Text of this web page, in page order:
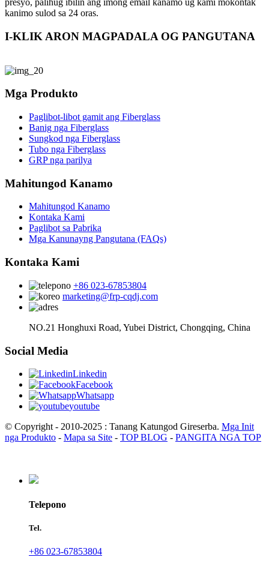
presyo, palihug ibilin ang imong email kanamo ug kami mokontak
kanimo sulod sa 24 oras.
I-KLIK ARON MAGPADALA OG PANGUTANA
Mga Produkto
Paglibot-libot gamit ang Fiberglass
Banig nga Fiberglass
Sungkod nga Fiberglass
Tubo nga Fiberglass
GRP nga parilya
Mahitungod Kanamo
Mahitungod Kanamo
Kontaka Kami
Paglibot sa Pabrika
Mga Kanunayng Pangutana (FAQs)
Kontaka Kami
+86 023-67853804
marketing@frp-cqdj.com
NO.21 Honghuxi Road, Yubei District, Chongqing, China
Social Media
Linkedin
Facebook
Whatsapp
youtube
© Copyright - 2010-2025 : Tanang Katungod Gireserba. Mga Init
nga Produkto - Mapa sa Site - TOP BLOG - PANGITA NGA TOP
Telepono
Tel.
+86 023-67853804